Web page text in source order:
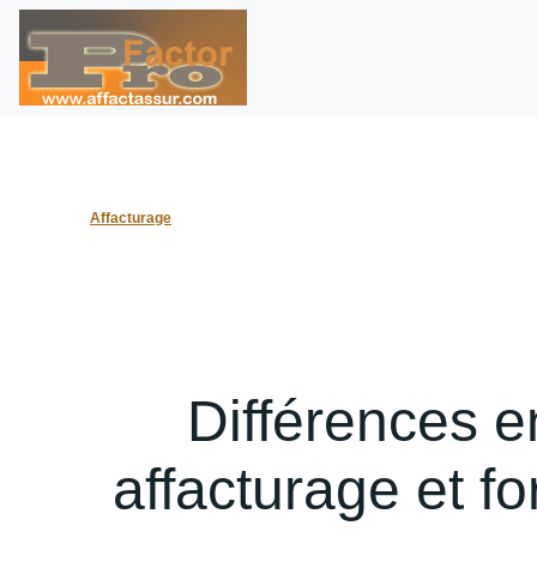
Affacturage
Différences
affacturage et